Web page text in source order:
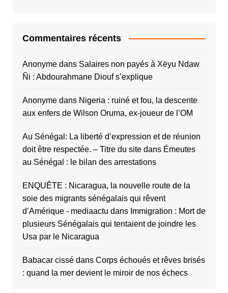
Commentaires récents
Anonymedans Salaires non payés à Xëyu Ndaw
Ñi : Abdourahmane Diouf s’explique
Anonymedans Nigeria : ruiné et fou, la descente
aux enfers de Wilson Oruma, ex-joueur de l’OM
Au Sénégal: La liberté d’expression et de réunion
doit être respectée. – Titre du sitedans Émeutes
au Sénégal : le bilan des arrestations
ENQUÊTE : Nicaragua, la nouvelle route de la
soie des migrants sénégalais qui rêvent
d’Amérique - mediaactu dans Immigration : Mort de
plusieurs Sénégalais qui tentaient de joindre les
Usa par le Nicaragua
Babacar cissédans Corps échoués et rêves brisés
: quand la mer devient le miroir de nos échecs